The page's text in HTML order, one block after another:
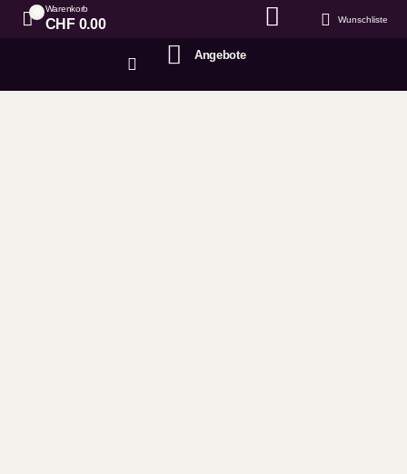
Warenkorb
CHF0.00 Wunschliste
Angebote